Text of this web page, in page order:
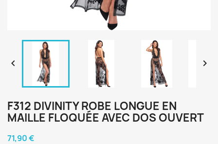
 
F312 DIVINITY ROBE LONGUE EN
MAILLE FLOQUÉE AVEC DOS OUVERT
71,90 €